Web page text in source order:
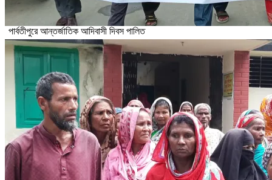
পার্বতীপুরে আন্তর্জাতিক আদিবাসী দিবস পালিত